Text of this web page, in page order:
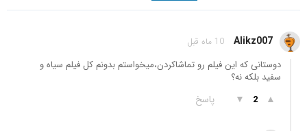
Alikz007 10 ماه قبل
دوستانی که این فیلم رو تماشاکردن،میخواستم بدونم کل فیلم سیاه و
سفید بلکه نه؟
▲
2
▼ پاسخ